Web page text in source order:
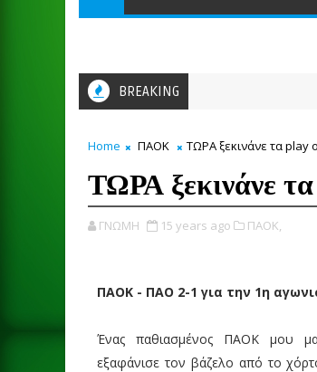
BREAKING
Home ΠΑΟΚ ΤΩΡΑ ξεκινάνε τα play
ΤΩΡΑ ξεκινάνε
ΓΝΩΜΗ 15 years ago ΠΑΟΚ,
ΠΑΟΚ - ΠΑΟ 2-1 για την 1η
Ένας παθιασμένος ΠΑΟΚ μου
εξαφάνισε τον βάζελο από το